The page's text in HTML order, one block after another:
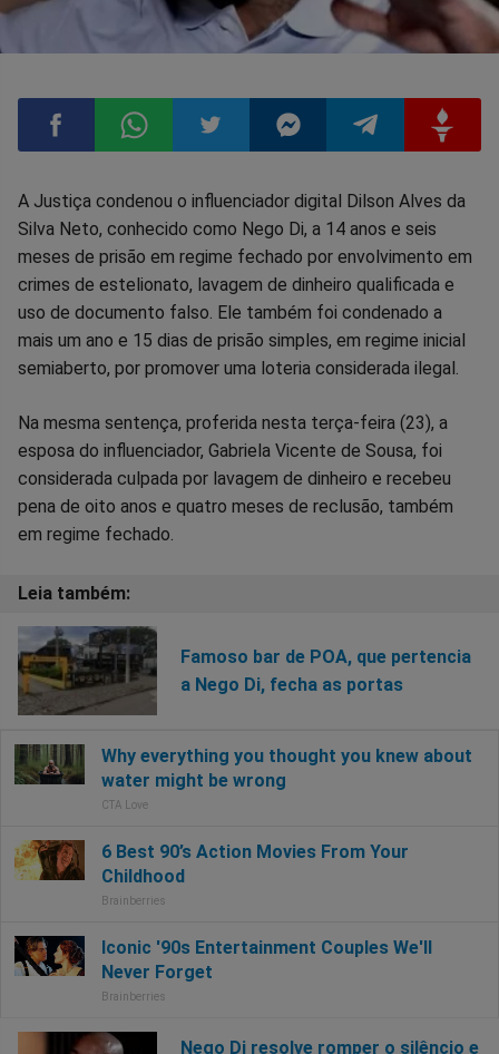
Compartilhar
no
Facebook
Compartilhar
no
Whatsapp
Compartilhar
no
Twitter
Compartilhar
no
Messenger
Compartilhar
no
Telegram
no
Gettr
A Justiça condenou o influenciador digital Dilson Alves da
Silva Neto, conhecido como Nego Di, a 14 anos e seis
meses de prisão em regime fechado por envolvimento em
crimes de estelionato, lavagem de dinheiro qualificada e
uso de documento falso. Ele também foi condenado a
mais um ano e 15 dias de prisão simples, em regime inicial
semiaberto, por promover uma loteria considerada ilegal.
Na mesma sentença, proferida nesta terça-feira (23), a
esposa do influenciador, Gabriela Vicente de Sousa, foi
considerada culpada por lavagem de dinheiro e recebeu
pena de oito anos e quatro meses de reclusão, também
em regime fechado.
Famoso bar de POA, que pertencia
a Nego Di, fecha as portas
Nego Di resolve romper o silêncio e